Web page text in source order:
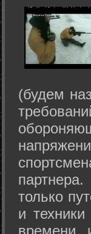
(будем
только
и